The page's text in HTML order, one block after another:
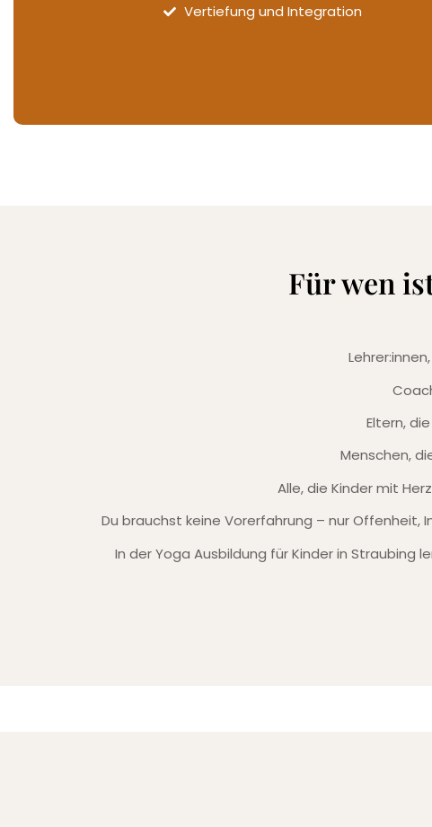
Vertiefung und Integration
Für wen
Eltern,
Menschen,
Alle, die Kinder mit
Du brauchst keine Vorerfahrung – nur Offenheit,
In derYoga Ausbildung für Kinder in Straubing